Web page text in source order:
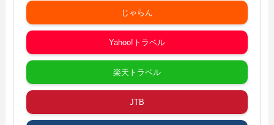
じゃらん
Yahoo!トラベル
楽天トラベル
JTB